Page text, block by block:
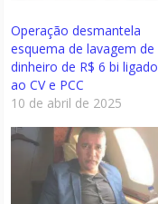
Operação desmantela
esquema de lavagem de
dinheiro de R$ 6 bi ligado
ao CV e PCC
10 de abril de 2025